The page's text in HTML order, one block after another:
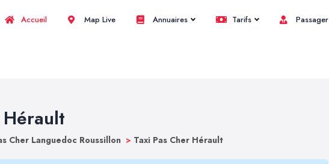
Accueil Map Live Annuaires Tarifs Passager
Cher Languedoc Roussillon > Taxi Pas Cher Hérault